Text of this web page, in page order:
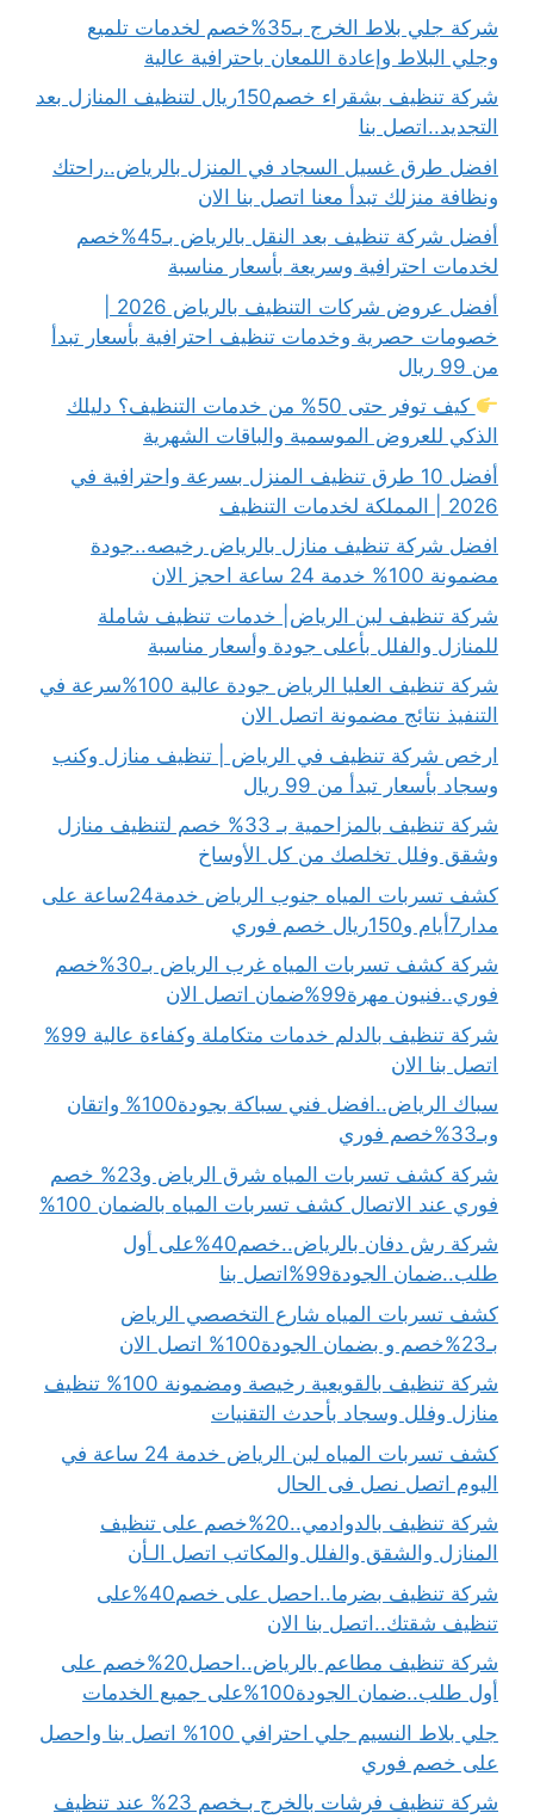
شركة جلي بلاط الخرج بـ35%خصم لخدمات تلميع
وجلي البلاط وإعادة اللمعان باحترافية عالية
شركة تنظيف بشقراء خصم150ريال لتنظيف المنازل بعد
التجديد..اتصل بنا
افضل طرق غسيل السجاد في المنزل بالرياض..راحتك
ونظافة منزلك تبدأ معنا اتصل بنا الان
أفضل شركة تنظيف بعد النقل بالرياض بـ45%خصم
لخدمات احترافية وسريعة بأسعار مناسبة
خصومات حصرية وخدمات تنظيف احترافية بأسعار تبدأ
من 99 ريال
كيف توفر حتى 50% من خدمات التنظيف؟ دليلك
الذكي للعروض الموسمية والباقات الشهرية
أفضل 10 طرق تنظيف المنزل بسرعة واحترافية في
2026 | المملكة لخدمات التنظيف
افضل شركة تنظيف منازل بالرياض رخيصه..جودة
مضمونة 100% خدمة 24 ساعة احجز الان
شركة تنظيف لبن الرياض| خدمات تنظيف شاملة
للمنازل والفلل بأعلى جودة وأسعار مناسبة
شركة تنظيف العليا الرياض جودة عالية 100%سرعة في
التنفيذ نتائج مضمونة اتصل الان
ارخص شركة تنظيف في الرياض | تنظيف منازل وكنب
وسجاد بأسعار تبدأ من 99 ريال
شركة تنظيف بالمزاحمية بـ 33% خصم لتنظيف منازل
وشقق وفلل تخلصك من كل الأوساخ
كشف تسربات المياه جنوب الرياض خدمة24ساعة على
مدار7أيام و150ريال خصم فوري
شركة كشف تسربات المياه غرب الرياض بـ30%خصم
فوري..فنيون مهرة99%ضمان اتصل الان
شركة تنظيف بالدلم خدمات متكاملة وكفاءة عالية 99%
اتصل بنا الان
سباك الرياض..افضل فني سباكة بجودة100% واتقان
وبـ33%خصم فوري
شركة كشف تسربات المياه شرق الرياض و23% خصم
فوري عند الاتصال كشف تسربات المياه بالضمان 100%
شركة رش دفان بالرياض..خصم40%على أول
طلب..ضمان الجودة99%اتصل بنا
كشف تسربات المياه شارع التخصصي الرياض
بـ23%خصم و بضمان الجودة100% اتصل الان
شركة تنظيف بالقويعية رخيصة ومضمونة 100% تنظيف
منازل وفلل وسجاد بأحدث التقنيات
كشف تسربات المياه لبن الرياض خدمة 24 ساعة في
اليوم اتصل نصل فى الحال
شركة تنظيف بالدوادمي..20%خصم على تنظيف
المنازل والشقق والفلل والمكاتب اتصل الـأن
شركة تنظيف بضرما..احصل على خصم40%على
تنظيف شقتك..اتصل بنا الان
شركة تنظيف مطاعم بالرياض..احصل20%خصم على
أول طلب..ضمان الجودة100%على جميع الخدمات
جلي بلاط النسيم جلي احترافي 100% اتصل بنا واحصل
على خصم فوري
شركة تنظيف فرشات بالخرج بـخصم 23% عند تنظيف